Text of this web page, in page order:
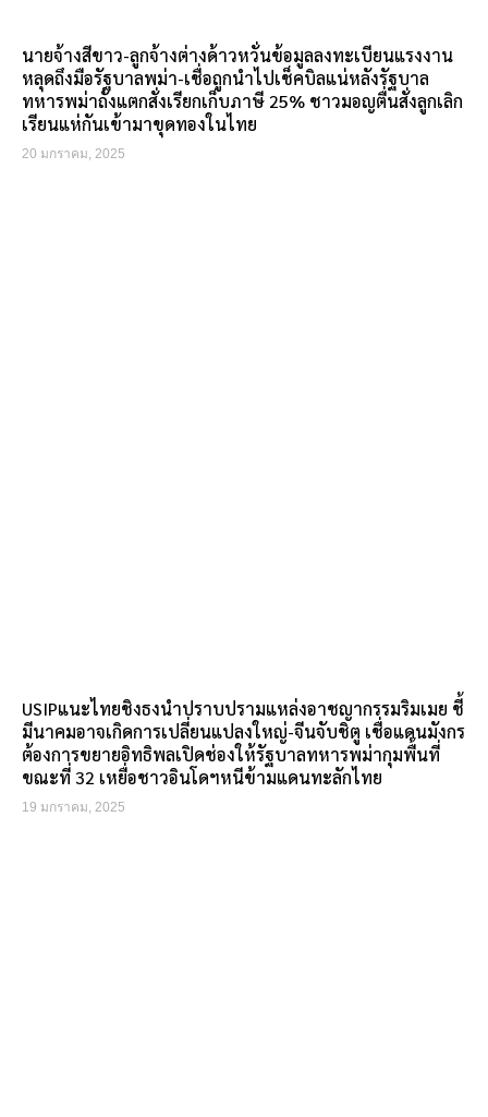
นายจ้างสีขาว-ลูกจ้างต่างด้าวหวั่นข้อมูลลงทะเบียนแรงงาน
หลุดถึงมือรัฐบาลพม่า-เชื่อถูกนำไปเช็คบิลแน่หลังรัฐบาล
ทหารพม่าถังแตกสั่งเรียกเก็บภาษี 25% ชาวมอญตื่นสั่งลูกเลิก
เรียนแห่กันเข้ามาขุดทองในไทย
20 มกราคม, 2025
USIPแนะไทยชิงธงนำปราบปรามแหล่งอาชญากรรมริมเมย ชี้
มีนาคมอาจเกิดการเปลี่ยนแปลงใหญ่-จีนจับชิตู เชื่อแดนมังกร
ต้องการขยายอิทธิพลเปิดช่องให้รัฐบาลทหารพม่ากุมพื้นที่
ขณะที่ 32 เหยื่อชาวอินโดฯหนีข้ามแดนทะลักไทย
19 มกราคม, 2025